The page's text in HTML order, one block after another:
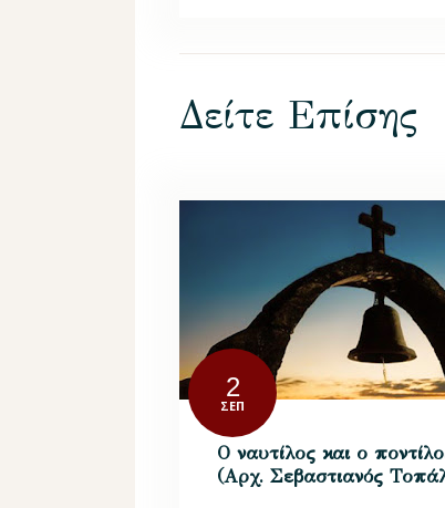
Δείτε Επίσης
2
ΣΕΠ
Ο ναυτίλος και ο
(Αρχ. Σεβαστιανός